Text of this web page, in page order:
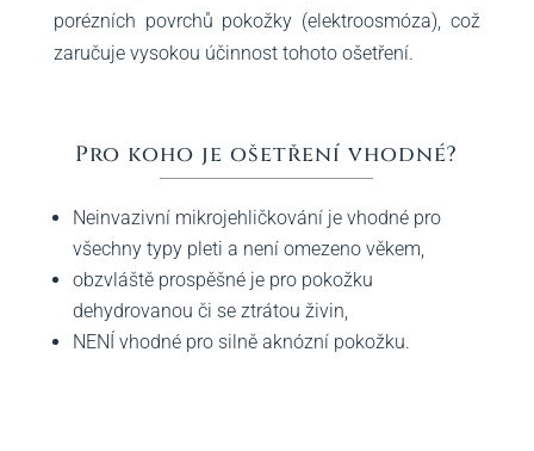
porézních povrchů pokožky (elektroosmóza), což
zaručuje vysokou účinnost tohoto ošetření.
Pro koho je ošetření vhodné?
Neinvazivní mikrojehličkování je vhodné pro
všechny typy pleti a není omezeno věkem,
obzvláště prospěšné je pro pokožku
dehydrovanou či se ztrátou živin,
NENÍ vhodné pro silně aknózní pokožku.